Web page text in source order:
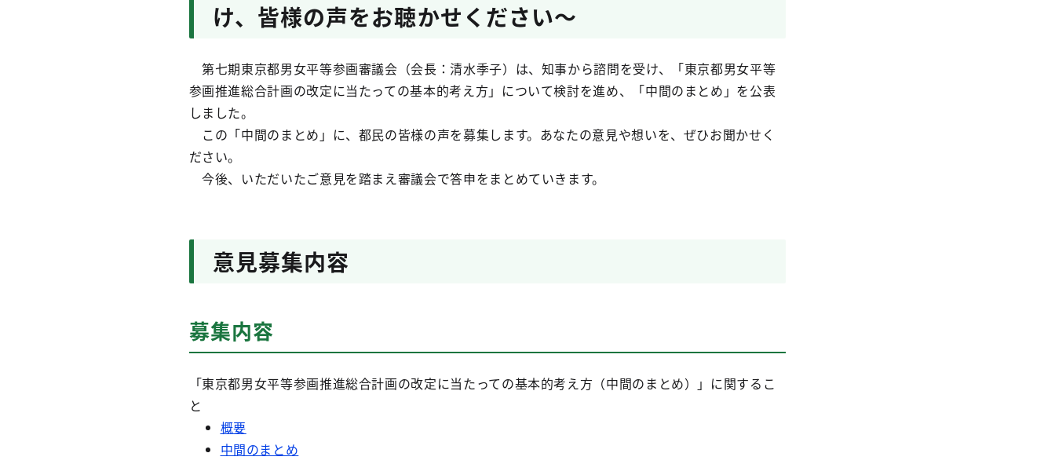
け、皆様の声をお聴かせください～
第七期東京都男女平等参画審議会（会長：清水季子）は、知事から諮問を受け、「東京都男女平等
参画推進総合計画の改定に当たっての基本的考え方」について検討を進め、「中間のまとめ」を公表
しました。
この「中間のまとめ」に、都民の皆様の声を募集します。あなたの意見や想いを、ぜひお聞かせく
ださい。
今後、いただいたご意見を踏まえ審議会で答申をまとめていきます。
意見募集内容
募集内容
「東京都男女平等参画推進総合計画の改定に当たっての基本的考え方（中間のまとめ）」に関するこ
と
概要
中間のまとめ